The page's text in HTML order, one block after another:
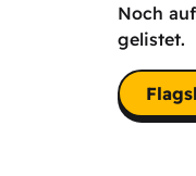
Noch
gelistet.